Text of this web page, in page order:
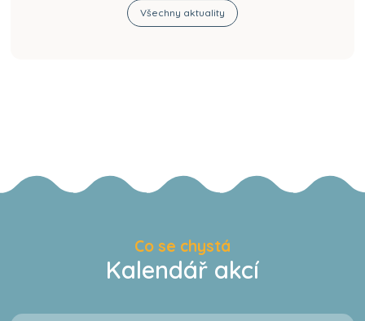
Všechny aktuality
Co se chystá
Kalendář akcí